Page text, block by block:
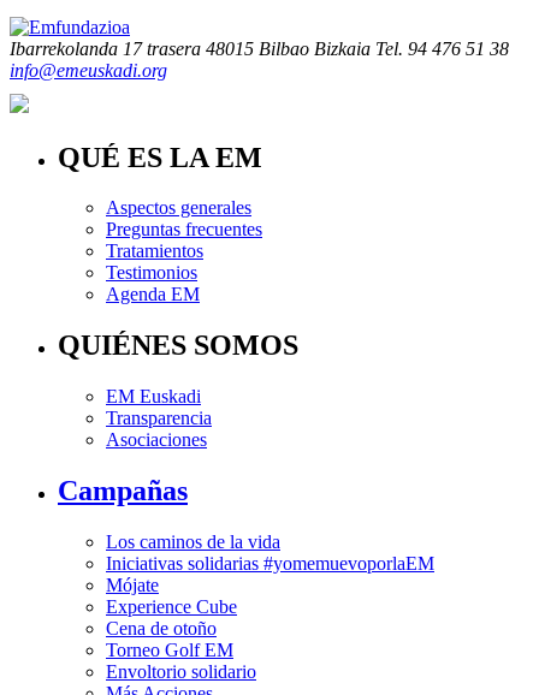
Ibarrekolanda 17 trasera 48015 Bilbao Bizkaia Tel. 94 476 51 38
info@emeuskadi.org
QUÉ ES LA EM
Aspectos generales
Preguntas frecuentes
Tratamientos
Testimonios
Agenda EM
QUIÉNES SOMOS
EM Euskadi
Transparencia
Asociaciones
Campañas
Los caminos de la vida
Iniciativas solidarias #yomemuevoporlaEM
Mójate
Experience Cube
Cena de otoño
Torneo Golf EM
Envoltorio solidario